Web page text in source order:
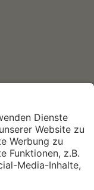
Institut